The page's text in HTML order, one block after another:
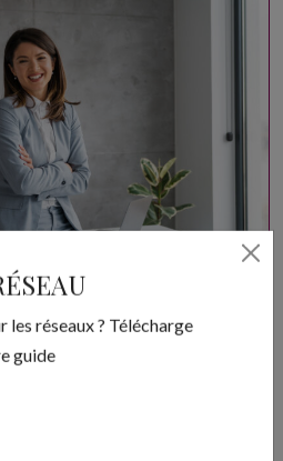
les réseaux ? Télécharge
guide
réseaux ? Télécharge